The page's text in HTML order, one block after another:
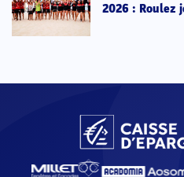
2026 : Roulez